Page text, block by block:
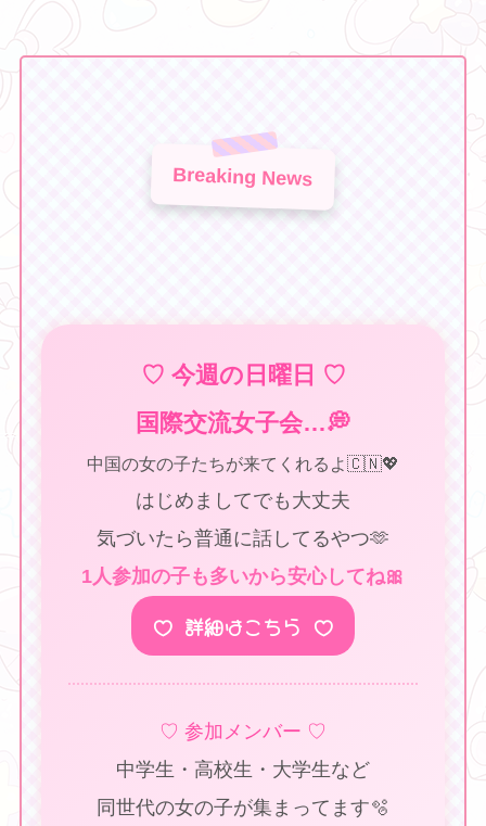
Breaking News
♡ 今週の日曜日 ♡
国際交流女子会…💭
中国の女の子たちが来てくれるよ🇨🇳💖
はじめましてでも大丈夫
気づいたら普通に話してるやつ🫶
1人参加の子も多いから安心してね🎀
♡ 詳細はこちら ♡
♡ 参加メンバー ♡
中学生・高校生・大学生など
同世代の女の子が集まってます🫧